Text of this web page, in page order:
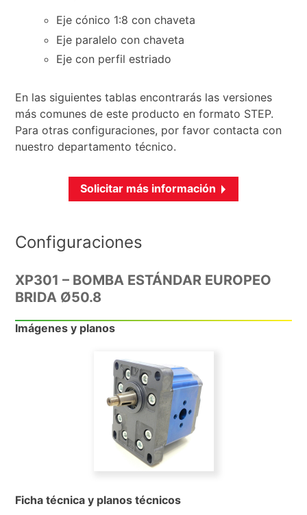
Eje cónico 1:8 con chaveta
Eje paralelo con chaveta
Eje con perfil estriado
En las siguientes tablas encontrarás las versiones
más comunes de este producto en formato STEP.
Para otras configuraciones, por favor contacta con
nuestro departamento técnico.
Solicitar más información
Configuraciones
XP301 – BOMBA ESTÁNDAR EUROPEO
BRIDA Ø50.8
Imágenes y planos
Ficha técnica y planos técnicos